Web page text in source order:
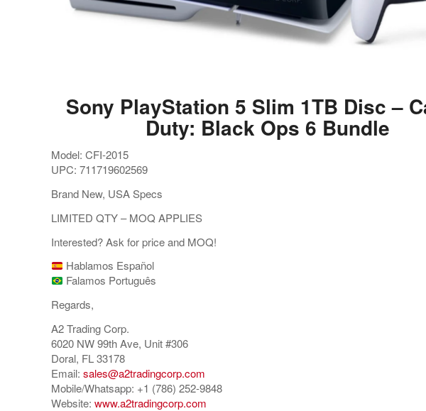
Sony PlayStation 5 Slim 1TB Disc –
Duty: Black Ops 6 Bundle
Model: CFI-2015
UPC: 711719602569
Brand New, USA Specs
LIMITED QTY – MOQ APPLIES
Interested? Ask for price and MOQ!
Hablamos Español
Falamos Português
Regards,
A2 Trading Corp.
6020 NW 99th Ave, Unit #306
Doral, FL 33178
Email: sales@a2tradingcorp.com
Mobile/Whatsapp: +1 (786) 252-9848
Website: www.a2tradingcorp.com